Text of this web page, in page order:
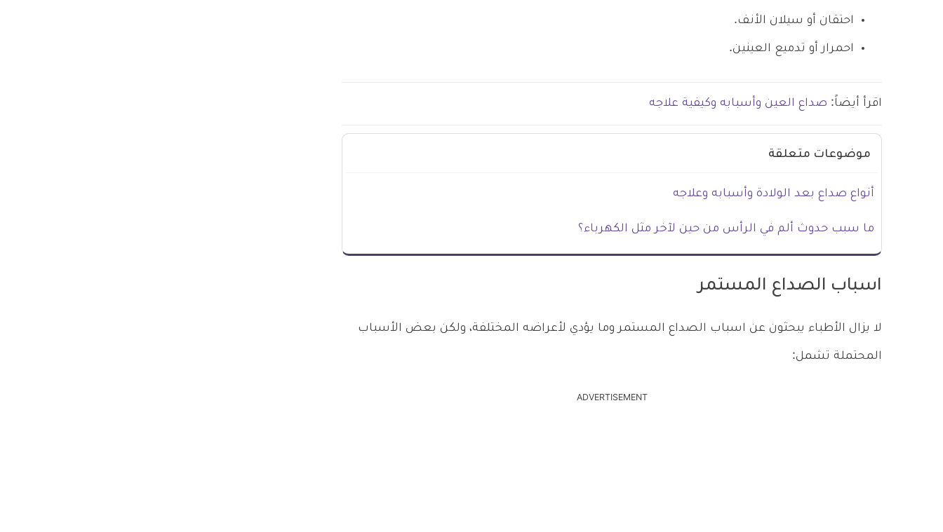
احتقان أو سيلان الأنف.
احمرار أو تدميع العينين.
اقرأ أيضاً: صداع العين وأسبابه وكيفية علاجه
موضوعات متعلقة
أنواع صداع بعد الولادة وأسبابه وعلاجه
ما سبب حدوث ألم في الرأس من حين لآخر مثل الكهرباء؟
اسباب الصداع المستمر
لا يزال الأطباء يبحثون عن اسباب الصداع المستمر وما يؤدي لأعراضه المختلفة، ولكن بعض الأسباب
المحتملة تشمل:
ADVERTISEMENT